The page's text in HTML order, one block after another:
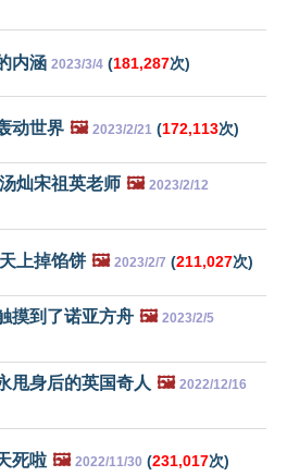
内涵 2023/3/4 (181,287次)
动世界 🖼️ 2023/2/21 (172,113次)
灿宋祖英老师 🖼️ 2023/2/12
上掉馅饼 🖼️ 2023/2/7 (211,027次)
摸到了诺亚方舟 🖼️ 2023/2/5
甩身后的英国奇人 🖼️ 2022/12/16
死啦 🖼️ 2022/11/30 (231,017次)